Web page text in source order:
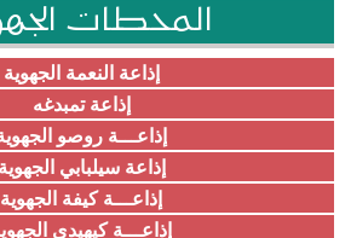
المحطات
إذاعة النعمة الجهوية
إذاعة تمبدغه
إذاعـــة روصو
إذاعة سيلبابي الجهوية
إذاعـــة كيفة الجهوية
إذاعـــة كيهيدي